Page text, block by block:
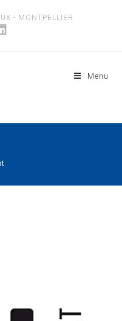
- MONTPELLIER
Menu